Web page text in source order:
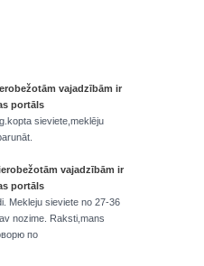
vajadzībām ir
portāls
sieviete,meklēju
vajadzībām ir
portāls
Mekleju sieviete no 27-36
nozime. Raksti,mans
по